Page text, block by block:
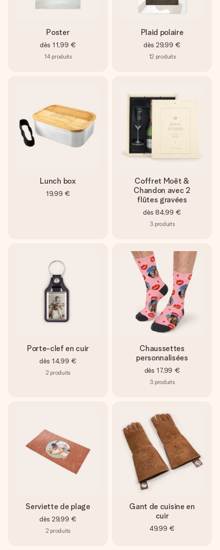
Poster
dès 11,99 €
14 produits
Plaid polaire
dès 29,99 €
12 produits
Lunch box
19,99 €
Coffret Moët &
Chandon avec 2
flûtes gravées
dès 84,99 €
3 produits
Porte-clef en cuir
dès 14,99 €
2 produits
Chaussettes
personnalisées
dès 17,99 €
3 produits
Serviette de plage
dès 29,99 €
2 produits
Gant de cuisine en
cuir
49,99 €